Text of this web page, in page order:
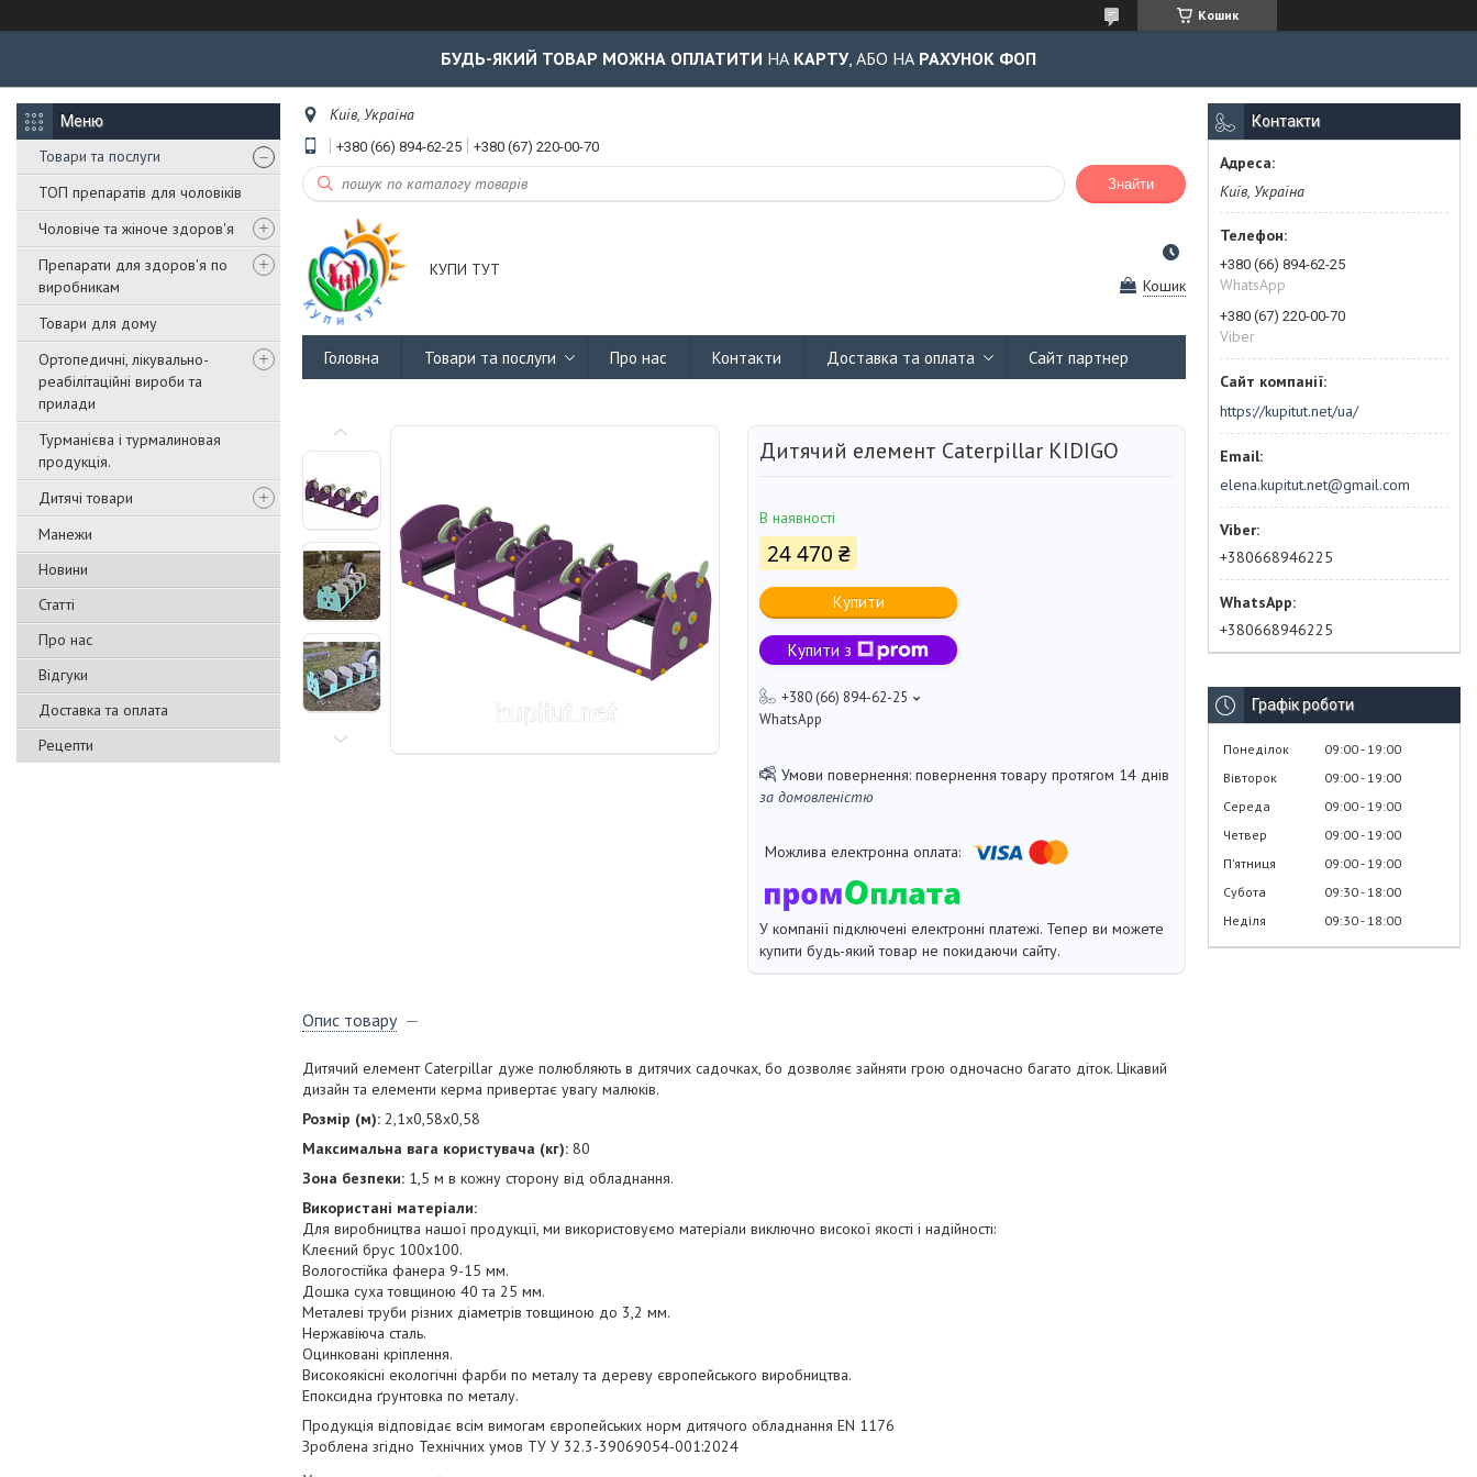
Кошик
БУДЬ-ЯКИЙ ТОВАР МОЖНА ОПЛАТИТИ НА КАРТУ, АБО НА РАХУНОК ФОП
Товари та послуги
ТОП препаратів для чоловіків
Чоловіче та жіноче здоров'я
Препарати для здоров'я по
виробникам
Товари для дому
Ортопедичні, лікувально-
реабілітаційні вироби та
прилади
Турманієва і турмалиновая
продукція.
Дитячі товари
Манежи
Новини
Статті
Про нас
Відгуки
Доставка та оплата
Рецепти
Київ, Україна
+380 (66) 894-62-25 +380 (67) 220-00-70
Знайти
КУПИ ТУТ
Кошик
Головна Товари та послуги Про нас Контакти Доставка та оплата Сайт партнер
Дитячий елемент Саterpillar KIDIGO
В наявності
24 470 ₴
Купити
Купити з
+380 (66) 894-62-25
WhatsApp
повернення товару протягом 14 днів
за домовленістю
У компанії підключені електронні платежі. Тепер ви можете
купити будь-який товар не покидаючи сайту.
Опис товару
Дитячий елемент Caterpillar дуже полюбляють в дитячих садочках, бо дозволяє зайняти грою одночасно багато діток. Цікавий
дизайн та елементи керма привертає увагу малюків.
Розмір (м): 2,1х0,58х0,58
Максимальна вага користувача (кг): 80
Зона безпеки: 1,5 м в кожну сторону від обладнання.
Використані матеріали:
Для виробництва нашої продукції, ми використовуємо матеріали виключно високої якості і надійності:
Клеєний брус 100x100.
Вологостійка фанера 9-15 мм.
Дошка суха товщиною 40 та 25 мм.
Металеві труби різних діаметрів товщиною до 3,2 мм.
Нержавіюча сталь.
Оцинковані кріплення.
Високоякісні екологічні фарби по металу та дереву європейського виробництва.
Епоксидна ґрунтовка по металу.
Продукція відповідає всім вимогам європейських норм дитячого обладнання EN 1176
Зроблена згідно Технічних умов ТУ У 32.3-39069054-001:2024
Контакти
Київ, Україна
+380 (66) 894-62-25
WhatsApp
+380 (67) 220-00-70
Viber
https://kupitut.net/ua/
elena.kupitut.net@gmail.com
+380668946225
+380668946225
Графік роботи
Понеділок 09:00 19:00
Вівторок
09:00 19:00
Середа
09:00 19:00
Четвер
09:00 19:00
Пʼятниця
09:00 19:00
Субота
09:30 18:00
Неділя
09:30 18:00